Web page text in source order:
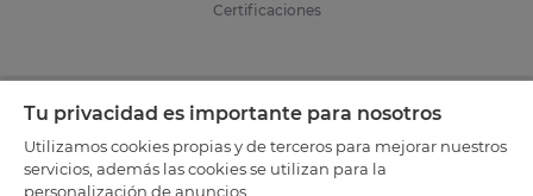
Certificaciones
Tu privacidad es importante para nosotros
Utilizamos cookies propias y de terceros para mejorar nuestros
servicios, además las cookies se utilizan para la
personalización de anuncios.